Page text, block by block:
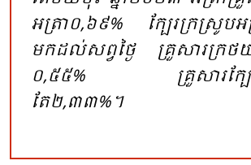
អត្រា​០,៦៩% ក្បែរ​ក្រ​ស្រូប​អ
មក​ដល់​សព្វ​ថ្ងៃ​ គ្រួ​សារ​ក្រ​ថ
០,៥៥% គ្រួ​សារ​ក្បែរ​
តែ២,៣៣%។